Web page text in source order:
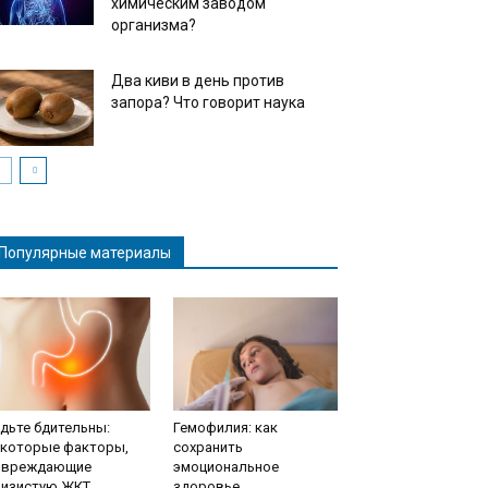
организма?
Два киви в день против
запора? Что говорит наука
материалы
бдительны:
факторы,
Гемофилия: как
сохранить
эмоциональное